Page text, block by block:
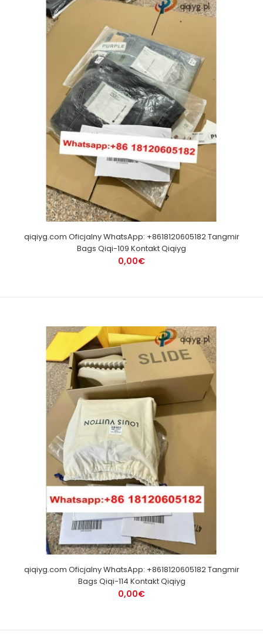
qiqiyg.com Oficjalny WhatsApp: +8618120605182 Tangmir
Bags Qiqi-109 Kontakt Qiqiyg
0,00€
qiqiyg.com Oficjalny WhatsApp: +8618120605182 Tangmir
Bags Qiqi-114 Kontakt Qiqiyg
0,00€